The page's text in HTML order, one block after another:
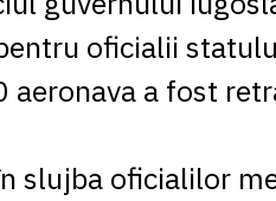
oficialii
aeronava a fost
slujba oficialilor